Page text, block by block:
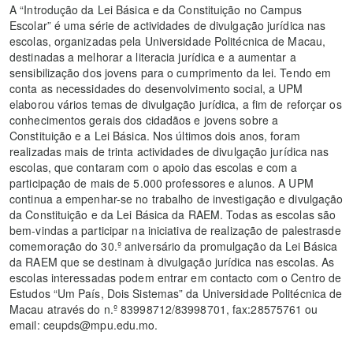
A “Introdução da Lei Básica e da Constituição no Campus
Escolar” é uma série de actividades de divulgação jurídica nas
escolas, organizadas pela Universidade Politécnica de Macau,
destinadas a melhorar a literacia jurídica e a aumentar a
sensibilização dos jovens para o cumprimento da lei. Tendo em
conta as necessidades do desenvolvimento social, a UPM
elaborou vários temas de divulgação jurídica, a fim de reforçar os
conhecimentos gerais dos cidadãos e jovens sobre a
Constituição e a Lei Básica. Nos últimos dois anos, foram
realizadas mais de trinta actividades de divulgação jurídica nas
escolas, que contaram com o apoio das escolas e com a
participação de mais de 5.000 professores e alunos. A UPM
continua a empenhar-se no trabalho de investigação e divulgação
da Constituição e da Lei Básica da RAEM. Todas as escolas são
bem-vindas a participar na iniciativa de realização de palestrasde
comemoração do 30.º aniversário da promulgação da Lei Básica
da RAEM que se destinam à divulgação jurídica nas escolas. As
escolas interessadas podem entrar em contacto com o Centro de
Estudos “Um País, Dois Sistemas” da Universidade Politécnica de
Macau através do n.º 83998712/83998701, fax:28575761 ou
email: ceupds@mpu.edu.mo.